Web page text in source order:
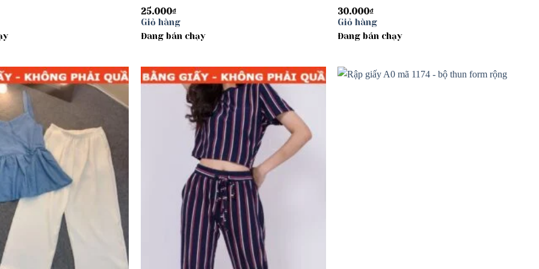
25.000₫
Giỏ hàng
Đang bán chạy
30.000₫
Giỏ hàng
Đang bán chạy
Add to
wishlist